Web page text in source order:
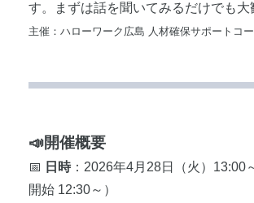
す。まずは話を聞いてみるだけでも大
主催：ハローワーク広島 人材確保サポートコ
📣開催概要
📅 日時：2026年4月28日（火）13:00
開始 12:30～）